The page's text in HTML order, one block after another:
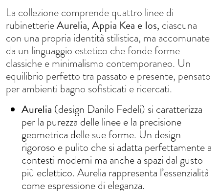
La collezione comprende quattro linee di
rubinetterieAurelia, Appia Kea e Ios, ciascuna
con una propria identità stilistica, ma accomunate
da un linguaggio estetico che fonde forme
classiche e minimalismo contemporaneo. Un
equilibrio perfetto tra passato e presente, pensato
per ambienti bagno sofisticati e ricercati.
Aurelia (design Danilo Fedeli) si caratterizza
per la purezza delle linee e la precisione
geometrica delle sue forme. Un design
rigoroso e pulito che si adatta perfettamente a
contesti moderni ma anche a spazi dal gusto
più eclettico. Aurelia rappresenta l’essenzialità
come espressione di eleganza.